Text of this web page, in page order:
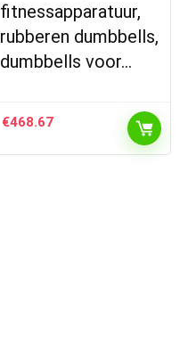
fitnessapparatuur,
rubberen dumbbells,
dumbbells voor…
€468.67